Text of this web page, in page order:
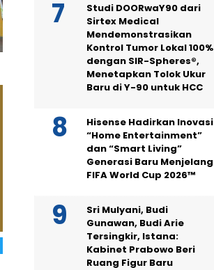
Studi DOORwaY90 dari
Sirtex Medical
Mendemonstrasikan
Kontrol Tumor Lokal 100%
dengan SIR-Spheres®,
Menetapkan Tolok Ukur
Baru di Y-90 untuk HCC
Hisense Hadirkan Inovasi
“Home Entertainment”
dan “Smart Living”
Generasi Baru Menjelang
FIFA World Cup 2026™
Sri Mulyani, Budi
Gunawan, Budi Arie
Tersingkir, Istana:
Kabinet Prabowo Beri
Ruang Figur Baru